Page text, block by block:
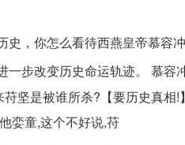
史，你怎么看待西燕皇帝慕容
步改变历史命运轨迹。 慕容
坚是被谁所杀?【要历史真相
娈童,这个不好说,苻